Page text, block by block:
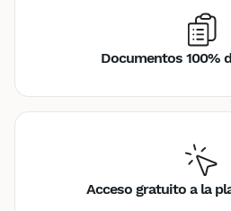
Documentos 100%
Acceso gratuito a la